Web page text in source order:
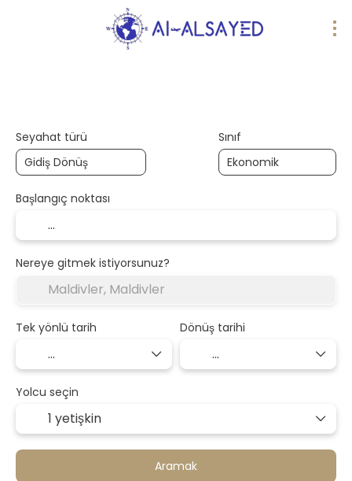
Seyahat türü Sınıf
Başlangıç noktası
Nereye gitmek istiyorsunuz?
Tek yönlü tarih Dönüş tarihi
Yolcu seçin
1 yetişkin
Aramak